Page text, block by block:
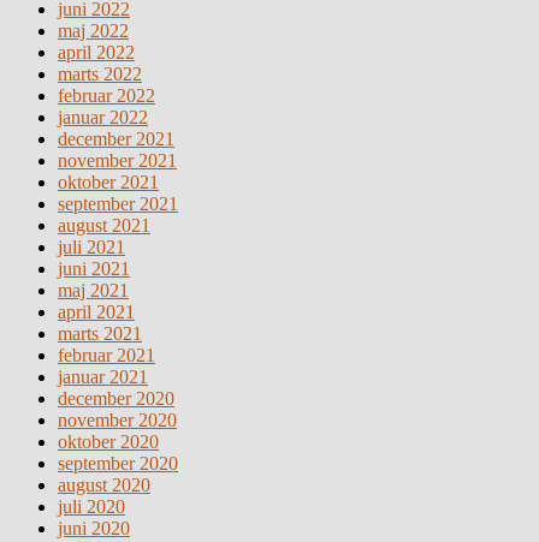
juni 2022
maj 2022
april 2022
marts 2022
februar 2022
januar 2022
december 2021
november 2021
oktober 2021
september 2021
august 2021
juli 2021
juni 2021
maj 2021
april 2021
marts 2021
februar 2021
januar 2021
december 2020
november 2020
oktober 2020
september 2020
august 2020
juli 2020
juni 2020